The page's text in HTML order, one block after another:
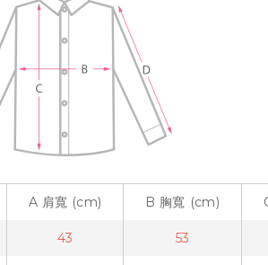
A 肩寬 (cm) B 胸寬 (cm)
43 53